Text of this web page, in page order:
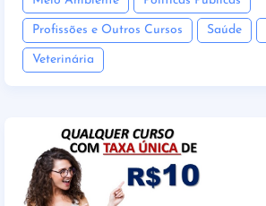
Profissões e Outros Cursos Saúde
Veterinária